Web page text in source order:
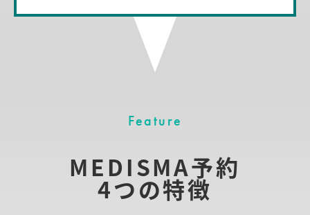
Feature
MEDISMA予約
4つの特徴